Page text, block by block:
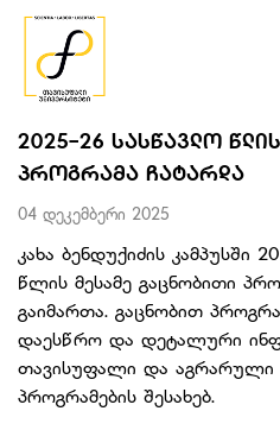
2025-26 ᲡᲐᲡᲬᲐᲕᲚᲝ
ᲞᲠᲝᲒᲠᲐᲛᲐ ᲩᲐᲢᲐᲠᲓᲐ
04 დეკემბერი 2025
კახა ბენდუქიძის კამპუსში
წლის მესამე გაცნობითი
გაიმართა. გაცნობით
დაესწრო და დეტალური
თავისუფალი და აგრარული
პროგრამების შესახებ.